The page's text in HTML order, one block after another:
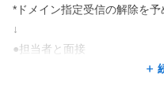
*ドメイン指定受信の解除を予
↓
●担当者と面接